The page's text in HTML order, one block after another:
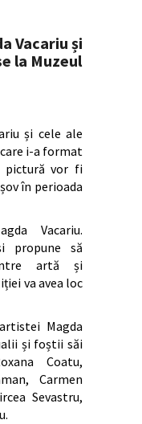
Vacariu și
la Muzeul
și cele ale
i-a format
pictură vor fi
în perioada
Vacariu.
propune să
artă și
va avea loc
Magda
și foștii săi
Coatu,
Carmen
Sevastru,